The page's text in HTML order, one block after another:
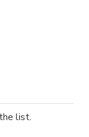
list.